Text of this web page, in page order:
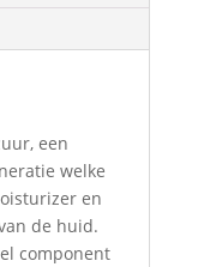
een
welke
en
de huid.
component